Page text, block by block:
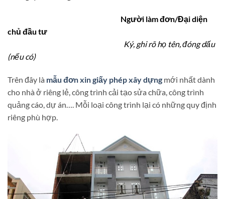
Người làm đơn/Đại diện
chủ đầu tư
Ký, ghi rõ họ tên, đóng dấu
(nếu có)
Trên đây là mẫu đơn xin giấy phép xây dựng mới nhất dành
cho nhà ở riêng lẻ, công trình cải tạo sửa chữa, công trình
quảng cáo, dự án…. Mỗi loại công trình lại có những quy định
riêng phù hợp.